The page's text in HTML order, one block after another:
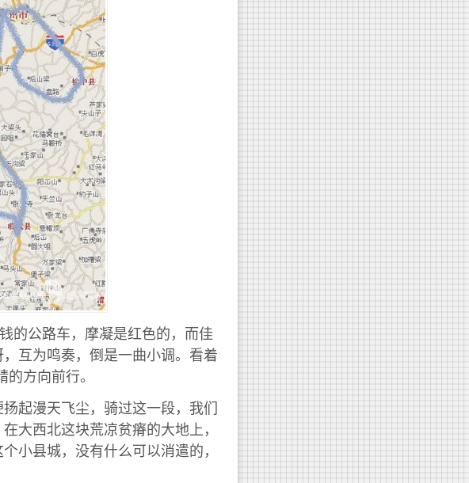
的公路车，摩凝是红色的，而佳
互为鸣奏，倒是一曲小调。看着
方向前行。
起漫天飞尘，骑过这一段，我们
大西北这块荒凉贫瘠的大地上，
小县城，没有什么可以消遣的，